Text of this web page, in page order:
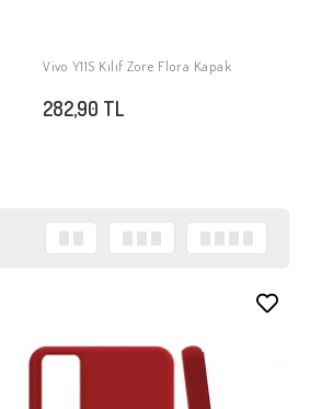
SEPETE EKLE
Vivo Y11S Kılıf Zore Flora Kapak
282,90 TL